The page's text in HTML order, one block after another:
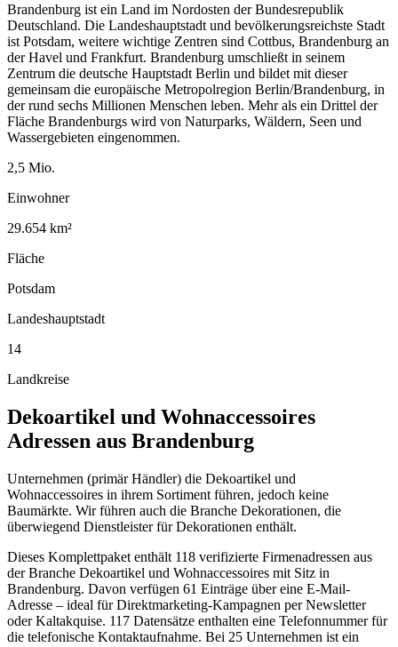
Brandenburg ist ein Land im Nordosten der Bundesrepublik
Deutschland. Die Landeshauptstadt und bevölkerungsreichste Stadt
ist Potsdam, weitere wichtige Zentren sind Cottbus, Brandenburg an
der Havel und Frankfurt. Brandenburg umschließt in seinem
Zentrum die deutsche Hauptstadt Berlin und bildet mit dieser
gemeinsam die europäische Metropolregion Berlin/Brandenburg, in
der rund sechs Millionen Menschen leben. Mehr als ein Drittel der
Fläche Brandenburgs wird von Naturparks, Wäldern, Seen und
Wassergebieten eingenommen.
2,5 Mio.
Einwohner
29.654 km²
Fläche
Potsdam
Landeshauptstadt
14
Landkreise
Dekoartikel und Wohnaccessoires
Adressen aus Brandenburg
Unternehmen (primär Händler) die Dekoartikel und
Wohnaccessoires in ihrem Sortiment führen, jedoch keine
Baumärkte. Wir führen auch die Branche Dekorationen, die
überwiegend Dienstleister für Dekorationen enthält.
Dieses Komplettpaket enthält 118 verifizierte Firmenadressen aus
der Branche Dekoartikel und Wohnaccessoires mit Sitz in
Brandenburg. Davon verfügen 61 Einträge über eine E-Mail-
Adresse – ideal für Direktmarketing-Kampagnen per Newsletter
oder Kaltakquise. 117 Datensätze enthalten eine Telefonnummer für
die telefonische Kontaktaufnahme. Bei 25 Unternehmen ist ein